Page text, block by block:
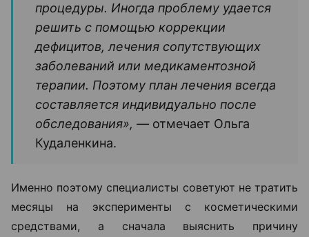
процедуры. Иногда проблему удается
решить с помощью коррекции
дефицитов, лечения сопутствующих
заболеваний или медикаментозной
терапии. Поэтому план лечения всегда
составляется индивидуально после
обследования», — отмечает Ольга
Кудаленкина.
Именно поэтому специалисты советуют не тратить
месяцы на эксперименты с косметическими
средствами, а сначала выяснить причину